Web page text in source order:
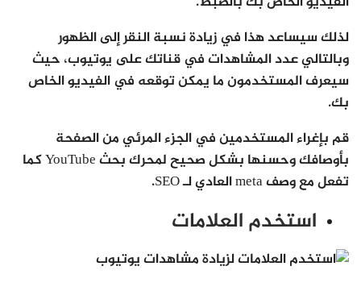
لذلك سيساعد هذا في زيادة نسبة النقر إلى الظهور
وبالتالي عدد المشاهدات في قناتك على يوتيوب، حيث
سيعرف المستخدمون ما يمكن توقعه في الفيديو الخاص
بك.
قم بإغراء المستخدمين في الجزء المرئي من الصفحة
بأوصافك وحسنها بشكل صحيح لمحرك بحث YouTube كما
تفعل مع وصف meta العادي لـ SEO.
استخدم العلامات